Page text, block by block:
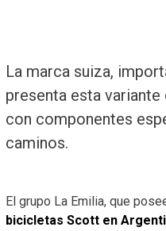
La marca suiza,
presenta esta variante
con componentes
caminos.
El grupo La Emilia, que
bicicletas Scott en